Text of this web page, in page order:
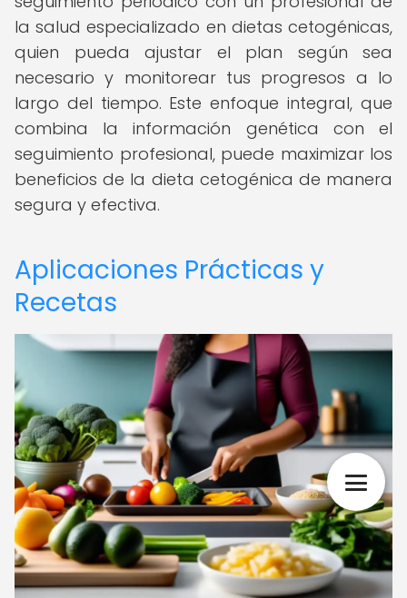
la salud especializado en dietas cetogénicas,
quien pueda ajustar el plan según sea
necesario y monitorear tus progresos a lo
largo del tiempo. Este enfoque integral, que
combina la información genética con el
seguimiento profesional, puede maximizar los
beneficios de la dieta cetogénica de manera
segura y efectiva.
Aplicaciones Prácticas y
Recetas